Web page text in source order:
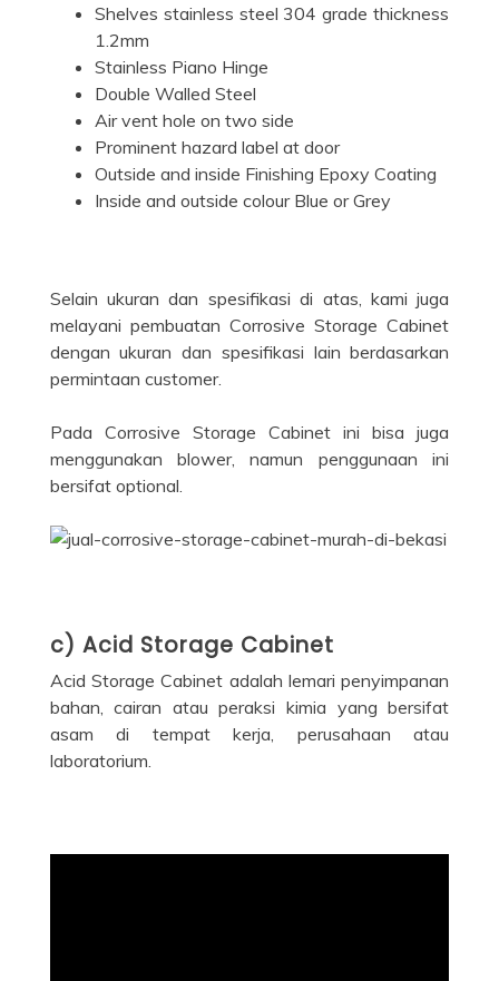
Shelves stainless steel 304 grade thickness
1.2mm
Stainless Piano Hinge
Double Walled Steel
Air vent hole on two side
Prominent hazard label at door
Outside and inside Finishing Epoxy Coating
Inside and outside colour Blue or Grey
Selain ukuran dan spesifikasi di atas, kami juga
melayani pembuatan Corrosive Storage Cabinet
dengan ukuran dan spesifikasi lain berdasarkan
permintaan customer.
Pada Corrosive Storage Cabinet ini bisa juga
menggunakan blower, namun penggunaan ini
bersifat optional.
c) Acid Storage Cabinet
Acid Storage Cabinet adalah lemari penyimpanan
bahan, cairan atau peraksi kimia yang bersifat
asam di tempat kerja, perusahaan atau
laboratorium.